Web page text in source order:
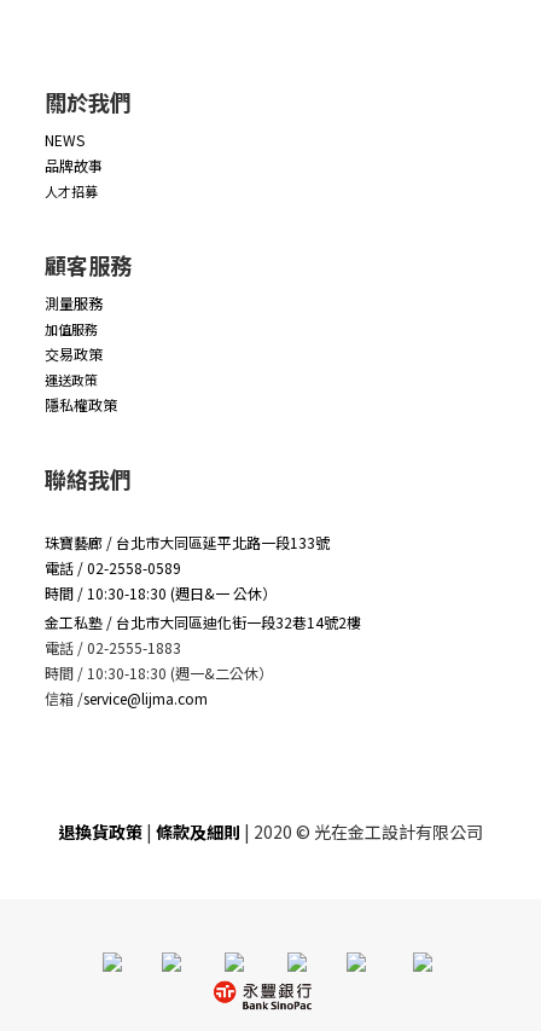
關於我們
NEWS
品牌故事
人才招募
顧客服務
測量服務
加值服務
交易政策
運送政策
隱私權政策
聯絡我們
珠寶藝廊 / 台北市大同區延平北路一段133號
電話 / 02-2558-0589
時間 / 10:30-18:30 (週日&一 公休）
金工私塾 / 台北市大同區迪化街一段32巷14號2樓
電話 / 02-2555-1883
時間 / 10:30-18:30 (週一&二公休）
信箱 /service@lijma.com
退換貨政策 | 條款及細則 | 2020 © 光在金工設計有限公司